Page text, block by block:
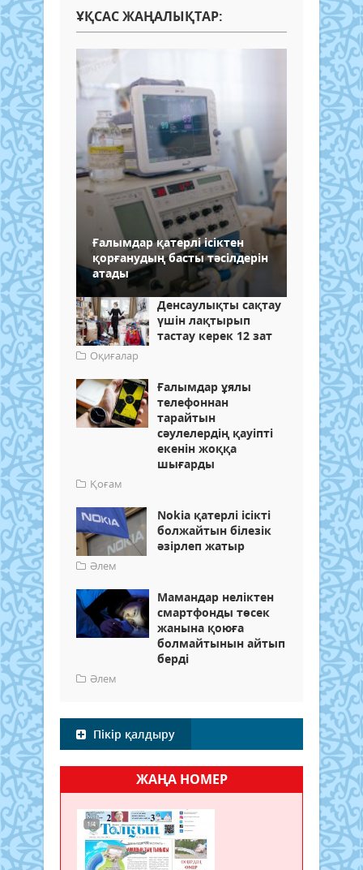
ҰҚСАС ЖАҢАЛЫҚТАР:
Ғалымдар қатерлі ісіктен
қорғанудың басты тәсілдерін
атады
Денсаулықты сақтау
үшін лақтырып
тастау керек 12 зат
Оқиғалар
Ғалымдар ұялы
телефоннан
тарайтын
сәулелердің қауіпті
екенін жоққа
шығарды
Қоғам
Nokia қатерлі ісікті
болжайтын білезік
әзірлеп жатыр
Әлем
Мамандар неліктен
смартфонды төсек
жанына қоюға
болмайтынын айтып
берді
Әлем
Пікір қалдыру
ЖАҢА НОМЕР